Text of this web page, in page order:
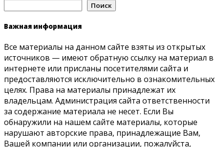
Поиск
Важная информация
Все материалы на данном сайте взяты из открытых
источников — имеют обратную ссылку на материал в
интернете или присланы посетителями сайта и
предоставляются исключительно в ознакомительных
целях. Права на материалы принадлежат их
владельцам. Администрация сайта ответственности
за содержание материала не несет. Если Вы
обнаружили на нашем сайте материалы, которые
нарушают авторские права, принадлежащие Вам,
Вашей компании или организации, пожалуйста,